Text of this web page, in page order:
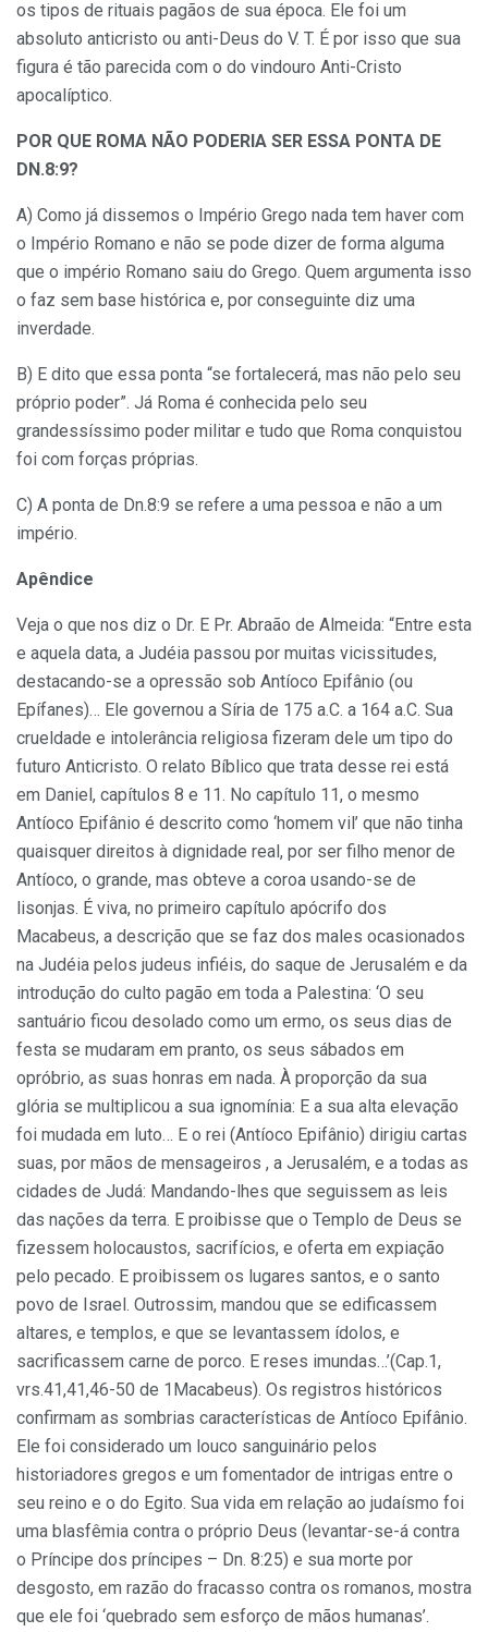
os tipos de rituais pagãos de sua época. Ele foi um
absoluto anticristo ou anti-Deus do V. T. É por isso que sua
figura é tão parecida com o do vindouro Anti-Cristo
apocalíptico.
POR QUE ROMA NÃO PODERIA SER ESSA PONTA DE
DN.8:9?
A) Como já dissemos o Império Grego nada tem haver com
o Império Romano e não se pode dizer de forma alguma
que o império Romano saiu do Grego. Quem argumenta isso
o faz sem base histórica e, por conseguinte diz uma
inverdade.
B) E dito que essa ponta “se fortalecerá, mas não pelo seu
próprio poder”. Já Roma é conhecida pelo seu
grandessíssimo poder militar e tudo que Roma conquistou
foi com forças próprias.
C) A ponta de Dn.8:9 se refere a uma pessoa e não a um
império.
Apêndice
Veja o que nos diz o Dr. E Pr. Abraão de Almeida: “Entre esta
e aquela data, a Judéia passou por muitas vicissitudes,
destacando-se a opressão sob Antíoco Epifânio (ou
Epífanes)… Ele governou a Síria de 175 a.C. a 164 a.C. Sua
crueldade e intolerância religiosa fizeram dele um tipo do
futuro Anticristo. O relato Bíblico que trata desse rei está
em Daniel, capítulos 8 e 11. No capítulo 11, o mesmo
Antíoco Epifânio é descrito como ‘homem vil’ que não tinha
quaisquer direitos à dignidade real, por ser filho menor de
Antíoco, o grande, mas obteve a coroa usando-se de
lisonjas. É viva, no primeiro capítulo apócrifo dos
Macabeus, a descrição que se faz dos males ocasionados
na Judéia pelos judeus infiéis, do saque de Jerusalém e da
introdução do culto pagão em toda a Palestina: ‘O seu
santuário ficou desolado como um ermo, os seus dias de
festa se mudaram em pranto, os seus sábados em
opróbrio, as suas honras em nada. À proporção da sua
glória se multiplicou a sua ignomínia: E a sua alta elevação
foi mudada em luto… E o rei (Antíoco Epifânio) dirigiu cartas
suas, por mãos de mensageiros , a Jerusalém, e a todas as
cidades de Judá: Mandando-lhes que seguissem as leis
das nações da terra. E proibisse que o Templo de Deus se
fizessem holocaustos, sacrifícios, e oferta em expiação
pelo pecado. E proibissem os lugares santos, e o santo
povo de Israel. Outrossim, mandou que se edificassem
altares, e templos, e que se levantassem ídolos, e
sacrificassem carne de porco. E reses imundas…’(Cap.1,
vrs.41,41,46-50 de 1Macabeus). Os registros históricos
confirmam as sombrias características de Antíoco Epifânio.
Ele foi considerado um louco sanguinário pelos
historiadores gregos e um fomentador de intrigas entre o
seu reino e o do Egito. Sua vida em relação ao judaísmo foi
uma blasfêmia contra o próprio Deus (levantar-se-á contra
o Príncipe dos príncipes – Dn. 8:25) e sua morte por
desgosto, em razão do fracasso contra os romanos, mostra
que ele foi ‘quebrado sem esforço de mãos humanas’.